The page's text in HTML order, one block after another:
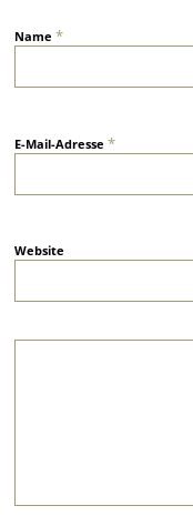
Name*
E-Mail-Adresse*
Website